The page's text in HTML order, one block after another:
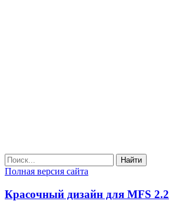
Найти
Полная версия сайта
Красочный дизайн для MFS 2.2